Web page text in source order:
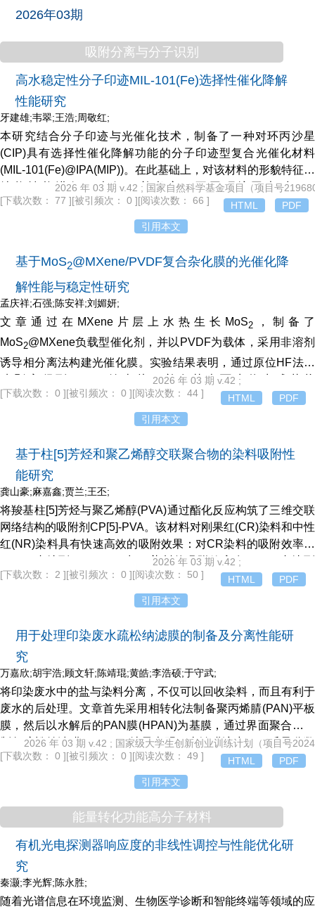
2026年03期
吸附分离与分子识别
高水稳定性分子印迹MIL-101(Fe)选择性催化降解
性能研究
牙建雄;韦翠;王浩;周敬红;
本研究结合分子印迹与光催化技术，制备了一种对环丙沙星
(CIP)具有选择性催化降解功能的分子印迹型复合光催化材料
(MIL-101(Fe)@IPA(MIP))。在此基础上，对该材料的形貌特征与
结构性能进行了表征，并考察了不同环境因素对MIL-
101(Fe)@IPA(MIP)催化降解性能的影响。结果表明，MIL-
101(Fe)@IPA(MIP)对CIP的饱和吸附量达95.3 mg/g，印迹因子
温吸附过程符合Freundlich模型(R2=0.9798)。此外，吸附和重
复使用实验表明该材料具有高选择性识别能力和良好的可循环使
用性能，经连续5个吸附-解吸循环使用后，对CIP的吸附量为
81.2 mg/g。在MIL-101(Fe)@IPA(MIP)/UV/H_2O
2
反应60 min后，对CIP的降解效率达100%，铁离子浸出量仅为
0.051 mg/L。本研究为基于铁基金属有机骨架材料在水环境中的
靶向吸附和催化降解污染物提供了新策略。
2026 年 03 期 v.42 ; 国家自然科学基金项目（项目号
[下载次数： 77 ][被引频次： 0 ][阅读次数： 66 ] HTML
PDF
引用本文
基于MoS2@MXene/PVDF复合杂化膜的光催化降
解性能与稳定性研究
孟庆祥;石强;陈安祥;刘媚妍;
文章通过在MXene片层上水热生长MoS2 ，制备了
MoS2@MXene负载型催化剂，并以PVDF为载体，采用非溶剂
诱导相分离法构建光催化膜。实验结果表明，通过原位HF法成
功剥离得到MXene纳米片，并在其表面水热生成花状
MoS2,XRD、FTIR等测试结果证实了其成功制备。紫外-可见漫
反射光谱与光电化学测试显示，MoS
2光催化膜的降解性能最优，在光照60min和120 min后对罗丹明
B的降解率分别为70.1%和88.8%，对四环素的降解率分别为
72%和78%。经3次循环后，材料降解率仍可维持初始值的
94.77%，展现出良好的稳定性。
2026 年 03 期 v.42 ;
[下载次数： 0 ][被引频次： 0 ][阅读次数： 44 ] HTML
PDF
引用本文
基于柱[5]芳烃和聚乙烯醇交联聚合物的染料吸附性
能研究
龚山豪;麻嘉鑫;贾兰;王丕;
将羧基柱[5]芳烃与聚乙烯醇(PVA)通过酯化反应构筑了三维交联
网络结构的吸附剂CP[5]-PVA。该材料对刚果红(CR)染料和中性
红(NR)染料具有快速高效的吸附效果：对CR染料的吸附效率在
30 min内达到96.85%，对NR染料的吸附效率在45 min内达到
99.92%。CP[5]-PVA对CR和NR的吸附过程符合准二级动力学
模型和Langmuir等温吸附模型，最大吸附量分别为258.40 mg/g
2026 年 03 期 v.42 ;
[下载次数： 2 ][被引频次： 0 ][阅读次数： 50 ] HTML
PDF
引用本文
用于处理印染废水疏松纳滤膜的制备及分离性能研
究
万嘉欣;胡宇浩;顾文轩;陈靖琨;黄皓;李浩硕;于守武;
将印染废水中的盐与染料分离，不仅可以回收染料，而且有利于
废水的后处理。文章首先采用相转化法制备聚丙烯腈(PAN)平板
膜，然后以水解后的PAN膜(HPAN)为基膜，通过界面聚合反应
制备疏松纳滤膜(LNMs)。结果表明，当铸膜液中PAN质量分数
为15%、LiCl质量分数为2%时，制备得到的PAN膜性能最优。
HPAN最优水解条件为50℃水解1 h，最优后处理参数为60℃热
，对刚果红(CR)和亚甲基蓝(MB)的截留率>90%，对Na_2SO
和NaCl的截留率<15%，表现出对染料/盐分离的高选择性；
LNMs对CR和Na_2SO 进料液在10 h内保持了稳定的分离效
果；LNMs经过3次循环后，通量恢复率仍保持在88.8%，表现出
优异的抗污染性能。
2026 年 03 期 v.42 ; 国家级大学生创新创业训练计划（项目号
[下载次数： 0 ][被引频次： 0 ][阅读次数： 49 ] HTML
PDF
引用本文
能量转化功能高分子材料
有机光电探测器响应度的非线性调控与性能优化研
究
秦灏;李光辉;陈永胜;
随着光谱信息在环境监测、生物医学诊断和智能终端等领域的应